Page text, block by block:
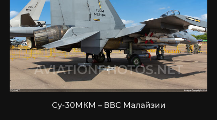
Су-30МКМ – ВВС Малайзии